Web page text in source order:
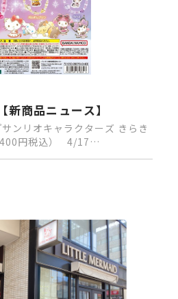
商品ニュース】
ンリオキャラクターズ きらき
400円税込） 4/17…